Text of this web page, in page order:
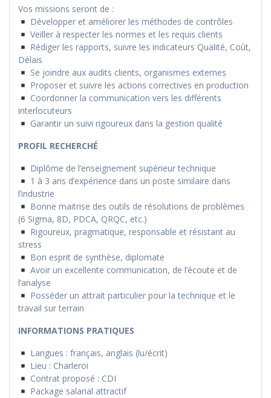
Vos missions seront de :
Développer et améliorer les méthodes de contrôles
Veiller à respecter les normes et les requis clients
Rédiger les rapports, suivre les indicateurs Qualité, Coût,
Délais
Se joindre aux audits clients, organismes externes
Proposer et suivre les actions correctives en production
Coordonner la communication vers les différents
interlocuteurs
Garantir un suivi rigoureux dans la gestion qualité
PROFIL RECHERCHÉ
Diplôme de l’enseignement supérieur technique
1 à 3 ans d’expérience dans un poste similaire dans
l’industrie
Bonne maitrise des outils de résolutions de problèmes
(6 Sigma, 8D, PDCA, QRQC, etc.)
Rigoureux, pragmatique, responsable et résistant au
stress
Bon esprit de synthèse, diplomate
Avoir un excellente communication, de l’écoute et de
l’analyse
Posséder un attrait particulier pour la technique et le
travail sur terrain
INFORMATIONS PRATIQUES
Langues : français, anglais (lu/écrit)
Lieu : Charleroi
Contrat proposé : CDI
Package salarial attractif